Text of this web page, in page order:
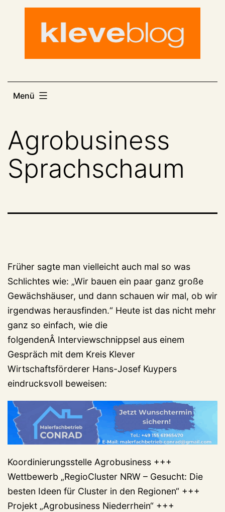
Menü
Agrobusiness
Sprachschaum
Früher sagte man vielleicht auch mal so was
Schlichtes wie: „Wir bauen ein paar ganz große
Gewächshäuser, und dann schauen wir mal, ob wir
irgendwas herausfinden.“ Heute ist das nicht mehr
ganz so einfach, wie die
folgendenÂ Interviewschnippsel aus einem
Gespräch mit dem Kreis Klever
Wirtschaftsförderer Hans-Josef Kuypers
eindrucksvoll beweisen:
Koordinierungsstelle Agrobusiness +++
Wettbewerb „RegioCluster NRW – Gesucht: Die
besten Ideen für Cluster in den Regionen“ +++
Projekt „Agrobusiness Niederrhein“ +++